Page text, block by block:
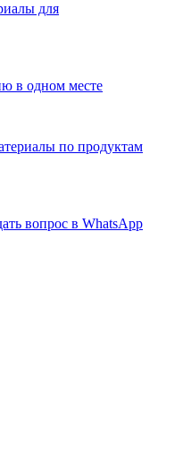
для
в одном месте
по продуктам
вопрос в WhatsApp